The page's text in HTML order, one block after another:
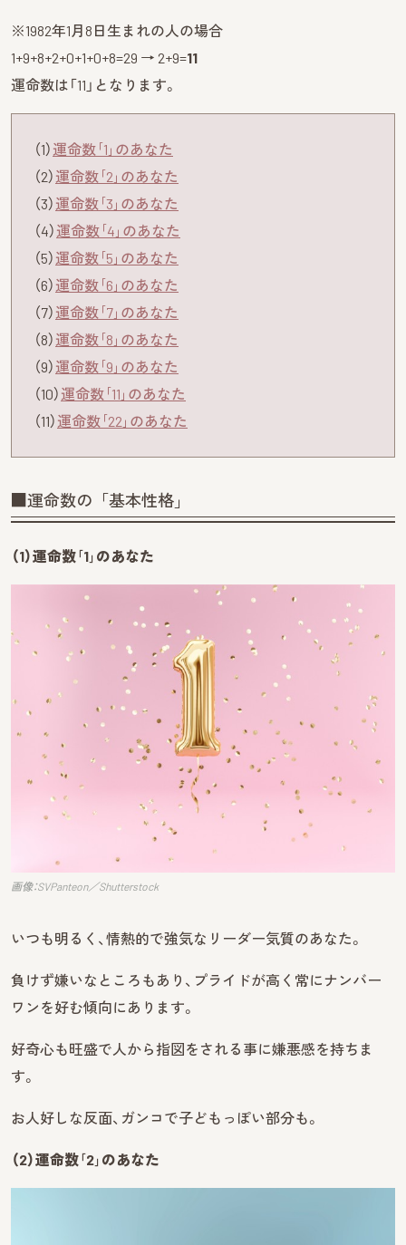
※1982年1月8日生まれの人の場合
1+9+8+2+0+1+0+8=29 → 2+9=11
運命数は「11」となります。
（1） 運命数｢1｣のあなた
（2） 運命数｢2｣のあなた
（3） 運命数｢3｣のあなた
（4） 運命数｢4｣のあなた
（5） 運命数｢5｣のあなた
（6） 運命数｢6｣のあなた
（7） 運命数｢7｣のあなた
（8） 運命数｢8｣のあなた
（9） 運命数｢9｣のあなた
（10） 運命数｢11｣のあなた
（11） 運命数｢22｣のあなた
■運命数の「基本性格」
（1）運命数｢1｣のあなた
画像：SVPanteon／Shutterstock
いつも明るく、情熱的で強気なリーダー気質のあなた。
負けず嫌いなところもあり、プライドが高く常にナンバー
ワンを好む傾向にあります。
好奇心も旺盛で人から指図をされる事に嫌悪感を持ちま
す。
お人好しな反面、ガンコで子どもっぽい部分も。
（2）運命数｢2｣のあなた